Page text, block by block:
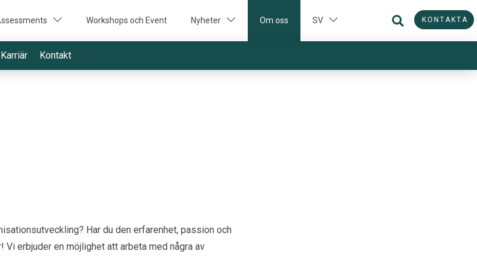
Workshops och Event Nyheter Om oss SV KONTAKTA
Karriär Kontakt
Har du den erfarenhet, passion och
erbjuder en möjlighet att arbeta med några av